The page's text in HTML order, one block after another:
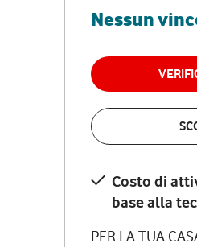
Nessun
Costo di
base alla
PER LA TUA